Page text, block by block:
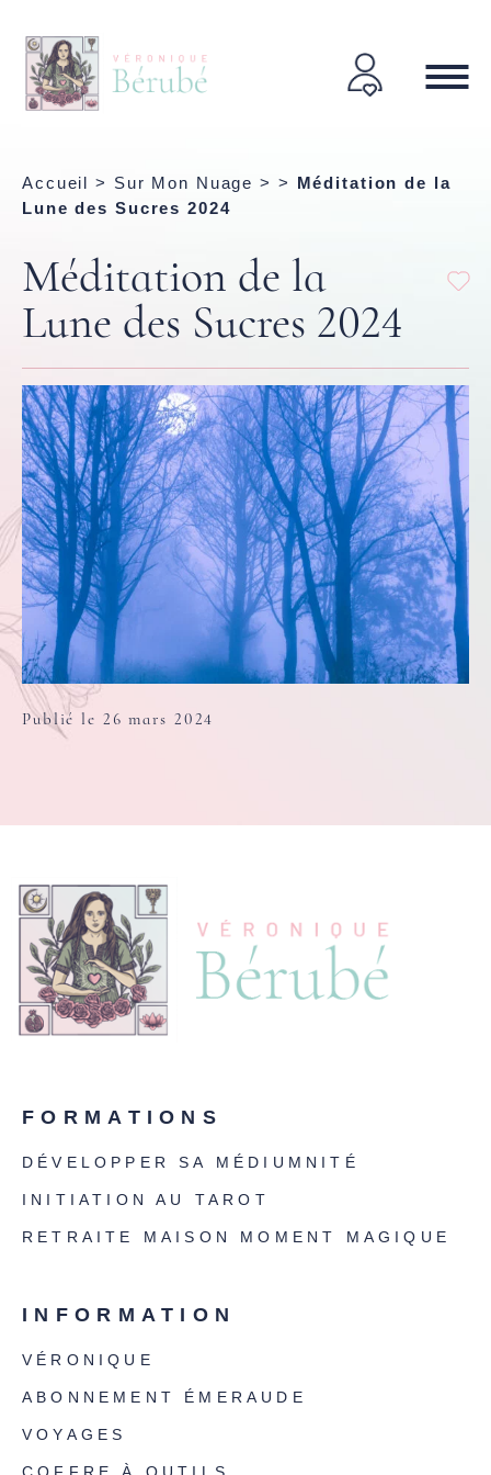
Accueil > Sur Mon Nuage > > Méditation de la
Lune des Sucres 2024
Méditation de la
Lune des Sucres 2024
Publié le 26 mars 2024
FORMATIONS
DÉVELOPPER SA MÉDIUMNITÉ
INITIATION AU TAROT
RETRAITE MAISON MOMENT MAGIQUE
INFORMATION
VÉRONIQUE
ABONNEMENT ÉMERAUDE
VOYAGES